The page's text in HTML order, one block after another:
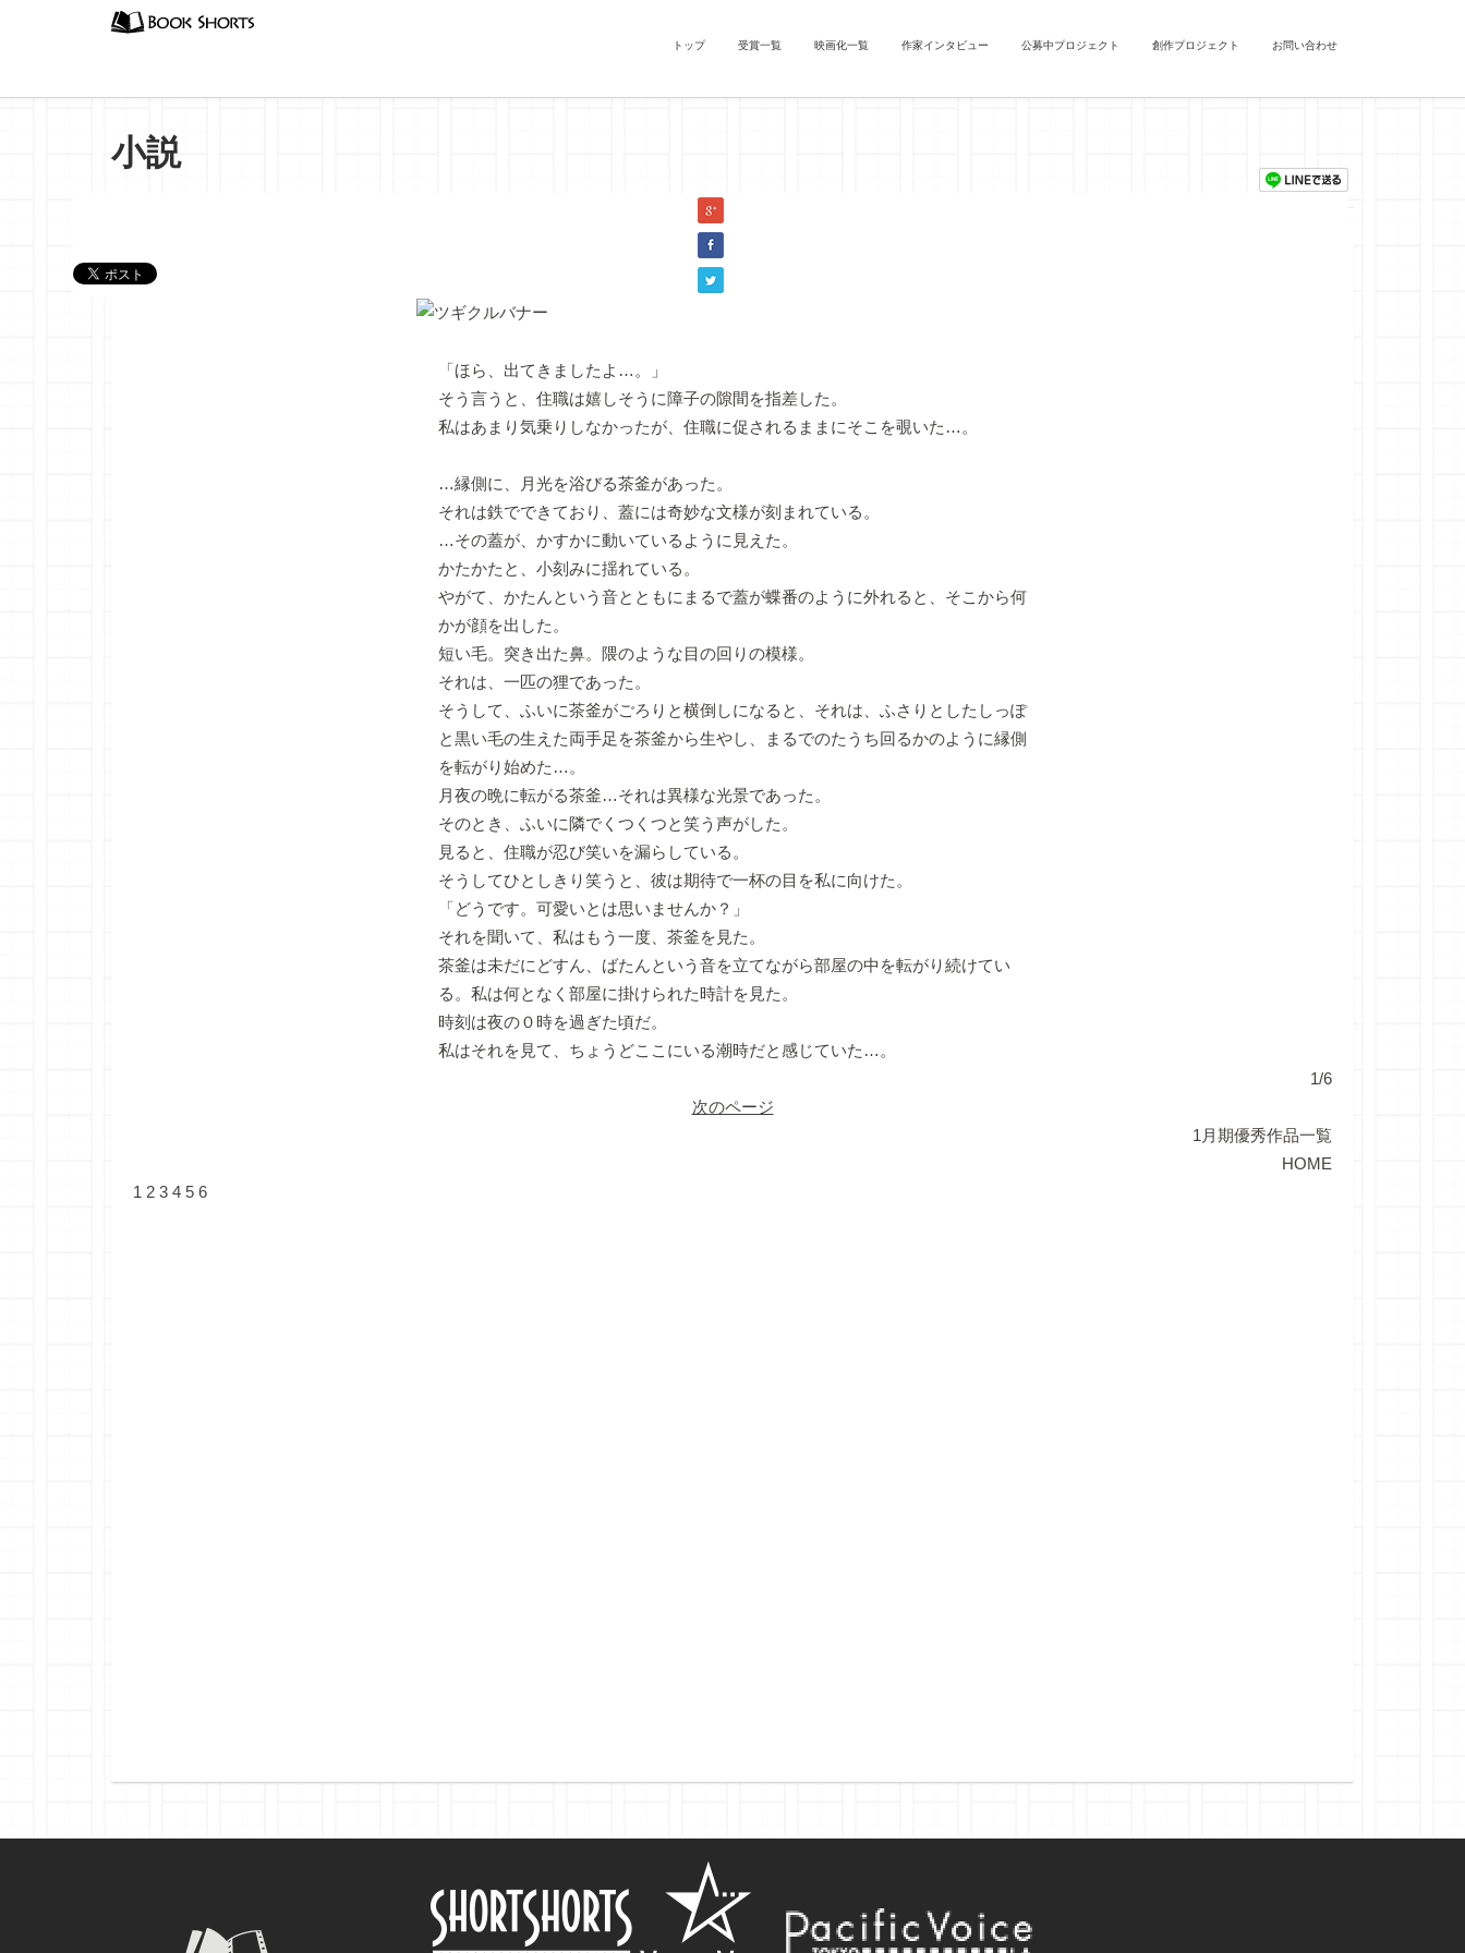
トップ 受賞一覧 映画化一覧 作家インタビュー 公募中プロジェクト 創作プロジェクト お問い合わせ
小説
『狸釜』化野生姜（『ぶんぶく茶釜』）
「ほら、出てきましたよ…。」
そう言うと、住職は嬉しそうに障子の隙間を指差した。
私はあまり気乗りしなかったが、住職に促されるままにそこを覗いた…。
…縁側に、月光を浴びる茶釜があった。
それは鉄でできており、蓋には奇妙な文様が刻まれている。
…その蓋が、かすかに動いているように見えた。
かたかたと、小刻みに揺れている。
やがて、かたんという音とともにまるで蓋が蝶番のように外れると、そこから何
かが顔を出した。
短い毛。突き出た鼻。隈のような目の回りの模様。
それは、一匹の狸であった。
そうして、ふいに茶釜がごろりと横倒しになると、それは、ふさりとしたしっぽ
と黒い毛の生えた両手足を茶釜から生やし、まるでのたうち回るかのように縁側
を転がり始めた…。
月夜の晩に転がる茶釜…それは異様な光景であった。
そのとき、ふいに隣でくつくつと笑う声がした。
見ると、住職が忍び笑いを漏らしている。
そうしてひとしきり笑うと、彼は期待で一杯の目を私に向けた。
「どうです。可愛いとは思いませんか？」
それを聞いて、私はもう一度、茶釜を見た。
茶釜は未だにどすん、ばたんという音を立てながら部屋の中を転がり続けてい
る。私は何となく部屋に掛けられた時計を見た。
時刻は夜の０時を過ぎた頃だ。
私はそれを見て、ちょうどここにいる潮時だと感じていた…。
1/6
次のページ
1月期優秀作品一覧
HOME
1 2 3 4 5 6